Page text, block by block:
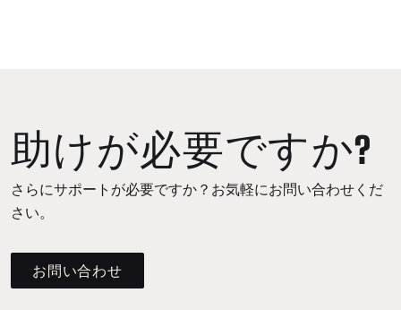
助けが必要ですか?
さらにサポートが必要ですか？お気軽にお問い合わせくだ
さい。
お問い合わせ